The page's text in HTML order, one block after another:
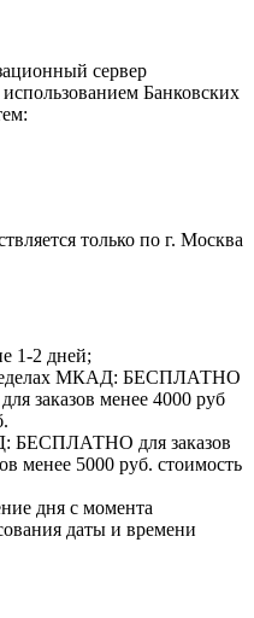
сервер
Банковских
только по г. Москва
1-2 дней;
МКАД: БЕСПЛАТНО
заказов менее 4000 руб
БЕСПЛАТНО для заказов
менее 5000 руб. стоимость
дня с момента
даты и времени